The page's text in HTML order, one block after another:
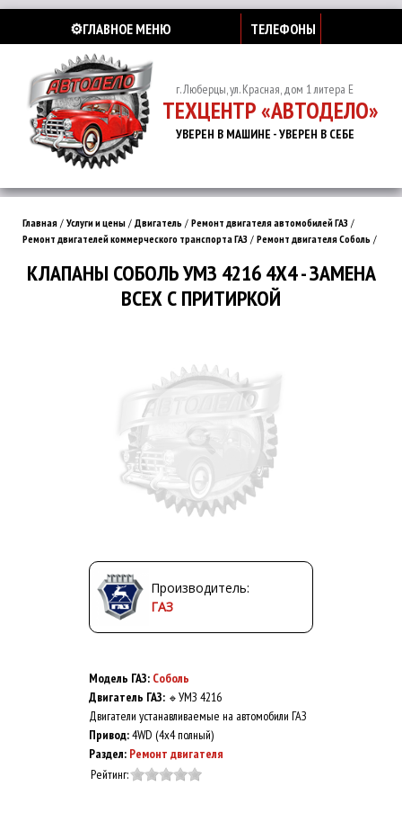
⚙️ГЛАВНОЕ МЕНЮ ТЕЛЕФОНЫ
г. Люберцы, ул. Красная, дом 1 литера Е
ТЕХЦЕНТР «АВТОДЕЛО»
УВЕРЕН В МАШИНЕ - УВЕРЕН В СЕБЕ
Главная / Услуги и цены / Двигатель / Ремонт двигателя автомобилей ГАЗ /
Ремонт двигателей коммерческого транспорта ГАЗ / Ремонт двигателя Соболь /
КЛАПАНЫ СОБОЛЬ УМЗ 4216 4Х4 - ЗАМЕНА
ВСЕХ С ПРИТИРКОЙ
Производитель:
ГАЗ
Модель ГАЗ: Соболь
Двигатель ГАЗ: 🔹 УМЗ 4216
Двигатели устанавливаемые на автомобили ГАЗ
Привод:4WD (4x4 полный)
Раздел: Ремонт двигателя
Рейтинг: